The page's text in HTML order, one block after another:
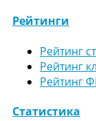
Рейтинги
Рейтинг
Рейтинг
Рейтинг
Статистика